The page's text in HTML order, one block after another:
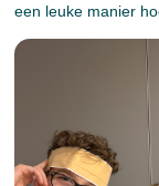
een leuke manier